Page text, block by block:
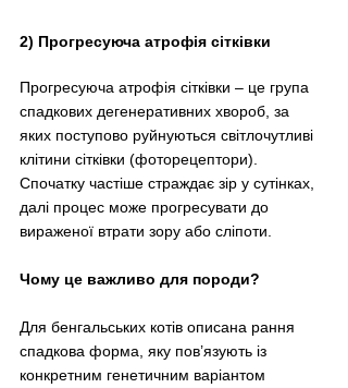
2) Прогресуюча атрофія сітківки
Прогресуюча атрофія сітківки – це група
спадкових дегенеративних хвороб, за
яких поступово руйнуються світлочутливі
клітини сітківки (фоторецептори).
Спочатку частіше страждає зір у сутінках,
далі процес може прогресувати до
вираженої втрати зору або сліпоти.
Чому це важливо для породи?
Для бенгальських котів описана рання
спадкова форма, яку пов’язують із
конкретним генетичним варіантом